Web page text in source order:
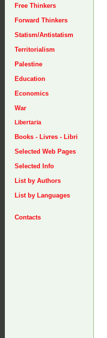
Free Thinkers
Forward Thinkers
Statism/Antistatism
Territorialism
Palestine
Education
Economics
War
Libertaria
Books - Livres - Libri
Selected Web Pages
Selected Info
List by Authors
List by Languages
Contacts